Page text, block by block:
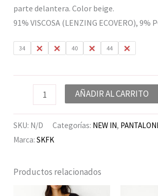
parte delantera. Color beige.
91% VISCOSA (LENZING ECOVERO), 9%
34 36 38 40 42 44 46
AÑADIR AL CARRITO
SKU: N/D Categorías: NEW IN,
Marca:SKFK
Productos relacionados